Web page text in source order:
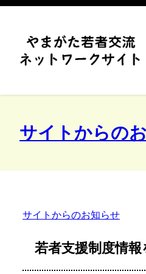
サイトからの
サイトからのお知らせ
若者支援制度情